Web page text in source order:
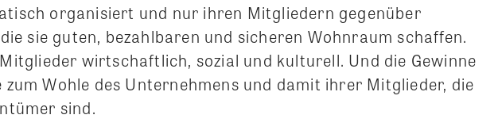
organisiert und nur ihren Mitgliedern gegenüber
sie guten, bezahlbaren und sicheren Wohnraum schaffen.
wirtschaftlich, sozial und kulturell. Und die Gewinne
zum Wohle des Unternehmens und damit ihrer Mitglieder, die
sind.